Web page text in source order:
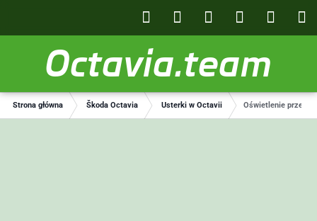
Octavia.team
Strona główna Škoda Octavia Usterki w Octavii Oświetlenie